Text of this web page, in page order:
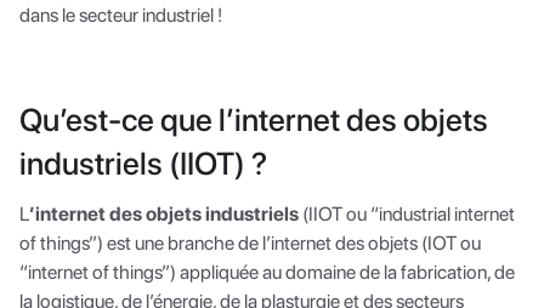
dans le secteur industriel !
Qu’est-ce que l’internet des objets
industriels (IIOT) ?
L’internet des objets industriels (IIOT ou “industrial internet
of things”) est une branche de l’internet des objets (IOT ou
“internet of things”) appliquée au domaine de la fabrication, de
la logistique, de l’énergie, de la plasturgie et des secteurs